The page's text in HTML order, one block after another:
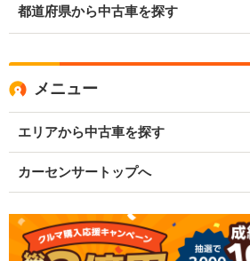
都道府県から中古車を探す
メニュー
エリアから中古車を探す
カーセンサートップへ